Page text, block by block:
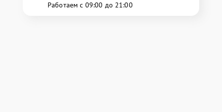
Работаем с 09:00 до 21:00